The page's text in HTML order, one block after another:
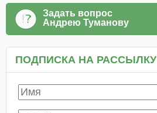
Задать вопрос
Андрею Туманову
ПОДПИСКА НА РАССЫЛКУ